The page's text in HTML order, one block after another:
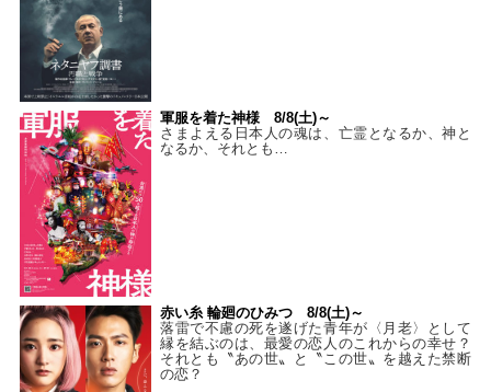
軍服を着た神様 8/8(土)～
さまよえる日本人の魂は、亡霊となるか、神と
なるか、それとも…
赤い糸 輪廻のひみつ 8/8(土)～
落雷で不慮の死を遂げた青年が〈月老〉として
縁を結ぶのは、最愛の恋人のこれからの幸せ？
それとも〝あの世〟と〝この世〟を越えた禁断
の恋？